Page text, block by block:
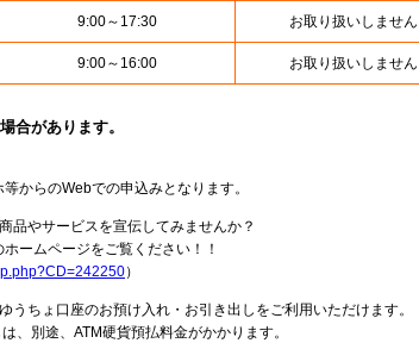
9:00～17:30 お取り扱いしません
9:00～16:00 お取り扱いしません
合があります。
からのWebでの申込みとなります。
品やサービスを宣伝してみませんか？
ームページをご覧ください！！
）
うちょ口座のお預け入れ・お引き出しをご利用いただけます。
、別途、ATM硬貨預払料金がかかります。